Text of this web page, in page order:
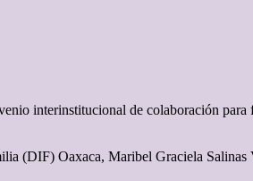
interinstitucional de colaboración
(DIF) Oaxaca, Maribel Graciela